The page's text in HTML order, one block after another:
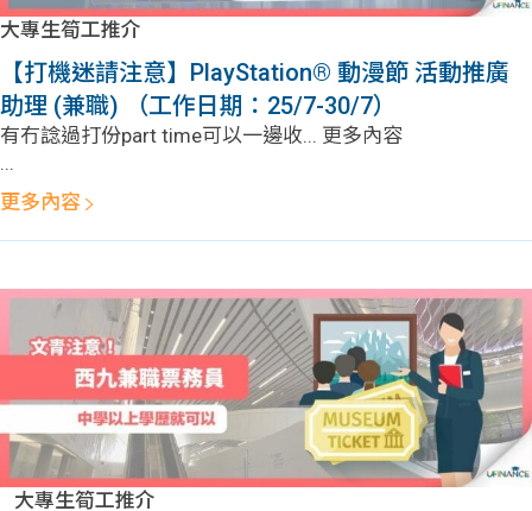
貸款
貸款
計數
de
理財
Gui
貸款
101
大專生筍工推介
【打機迷請注意】PlayStation® 動漫節 活動推廣
助理 (兼職) （工作日期：25/7-30/7）
有冇諗過打份part time可以一邊收... 更多內容
...
更多內容
大專生筍工推介